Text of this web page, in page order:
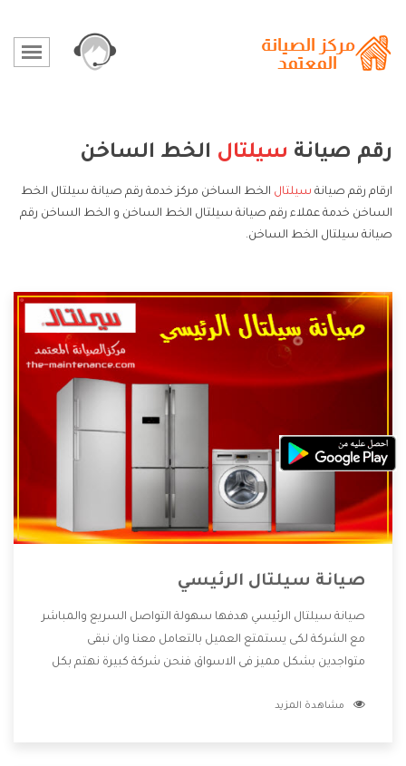
رقم صيانة سيلتال الخط الساخن
ارقام رقم صيانة سيلتال الخط الساخن مركز خدمة رقم صيانة سيلتال الخط
الساخن خدمة عملاء رقم صيانة سيلتال الخط الساخن و الخط الساخن رقم
صيانة سيلتال الخط الساخن.
صيانة سيلتال الرئيسي
صيانة سيلتال الرئيسي هدفها سهولة التواصل السريع والمباشر
مع الشركة لكى يستمتع العميل بالتعامل معنا وان نبقى
متواجدين بشكل مميز فى الاسواق فنحن شركة كبيرة نهتم بكل
الشركة بها والتى تكون منها خدمة الصيانة التى تكون من أهم
مشاهدة المزيد